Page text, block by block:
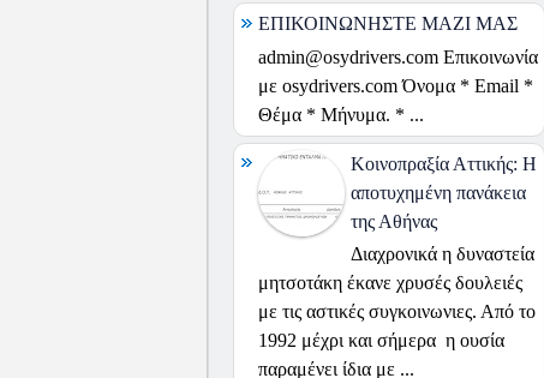
ΕΠΙΚΟΙΝΩΝΗΣΤΕ ΜΑΖΙ ΜΑΣ
admin@osydrivers.com Επικοινωνία
με osydrivers.com Όνομα * Email *
Θέμα * Μήνυμα. * ...
Κοινοπραξία Αττικής: H
αποτυχημένη πανάκεια
της Αθήνας
Διαχρονικά η δυναστεία
μητσοτάκη έκανε χρυσές δουλειές
με τις αστικές συγκοινωνιες. Από το
1992 μέχρι και σήμερα η ουσία
παραμένει ίδια με ...